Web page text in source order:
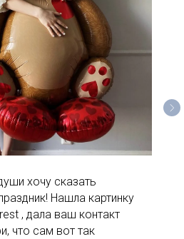
хочу сказать
Нашла картинку
, дала ваш контакт
что сам вот так